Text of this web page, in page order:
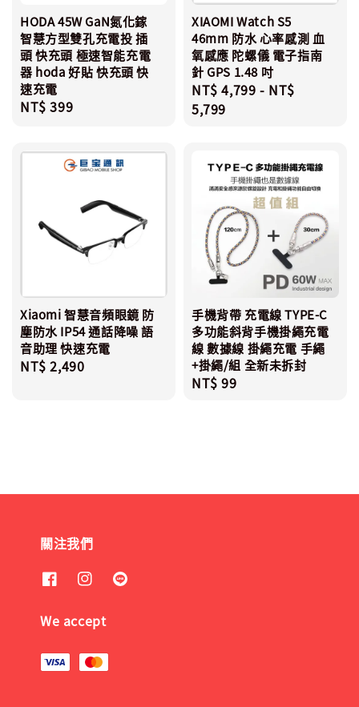
HODA 45W GaN氮化鎵
智慧方型雙孔充電投 插
頭 快充頭 極速智能充電
器 hoda 好貼 快充頭 快
速充電
Regular
NT$ 399
XIAOMI Watch S5
46mm 防水 心率感測 血
氧感應 陀螺儀 電子指南
針 GPS 1.48 吋
Regular
price
NT$ 4,799 - NT$
5,799
Xiaomi 智慧音頻眼鏡 防
塵防水 IP54 通話降噪 語
音助理 快速充電
Regular
NT$ 2,490
手機背帶 充電線 TYPE-C
多功能斜背手機掛繩充電
線 數據線 掛繩充電 手繩
+掛繩/組 全新未拆封
Regular
NT$ 99
關注我們
We accept